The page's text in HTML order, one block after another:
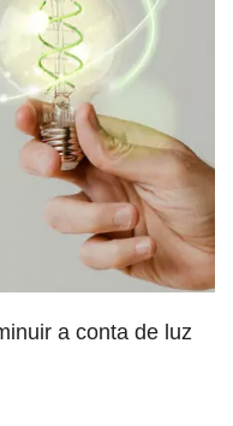
a conta de luz